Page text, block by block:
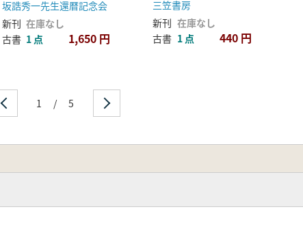
坂誥秀一先生還暦記念会
新刊 在庫なし
古書 1 点 1,650 円
三笠書房
新刊 在庫なし
古書 1 点 440 円
1 / 5